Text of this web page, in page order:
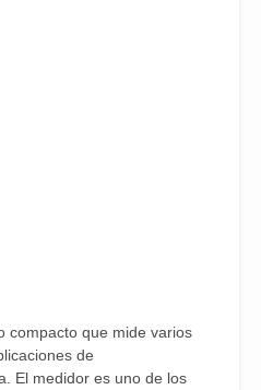
compacto que mide varios
de
El medidor es uno de los